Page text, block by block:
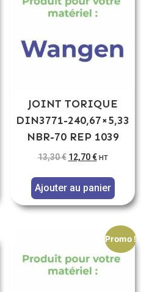
JOINT TORIQUE
DIN3771-240,67×5,33
NBR-70 REP 1039
13,30€ 12,70€ HT
Ajouter au panier
Promo !